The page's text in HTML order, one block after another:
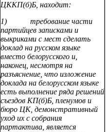
ЦККП(б)Б, находит:
1) требование части
партийцев записками и
выкриками с мест сделать
доклад на русском языке
вместо белорусского и,
наконец, несмотря на
разъяснение, что изложение
доклада на белорусском языке
есть выполнение ряда решений
съездов КП(б)Б, пленумов и
бюро ЦК, демонстративный
уход их с собрания
партактива, является